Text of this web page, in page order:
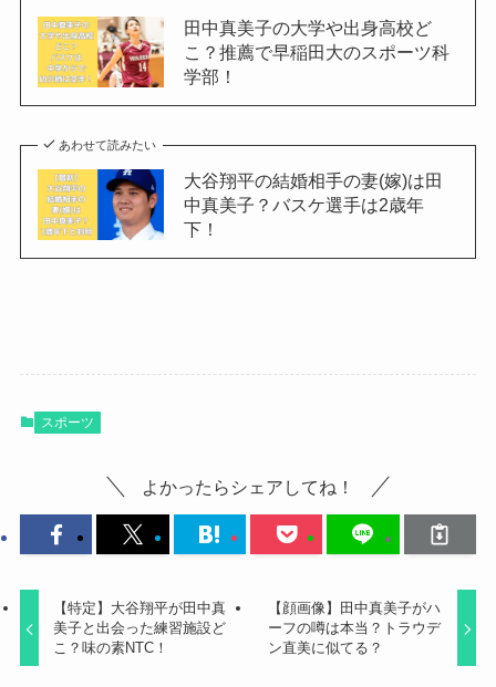
田中真美子の大学や出身高校ど
こ？推薦で早稲田大のスポーツ科
学部！
あわせて読みたい
大谷翔平の結婚相手の妻(嫁)は田
中真美子？バスケ選手は2歳年
下！
スポーツ
よかったらシェアしてね！
【特定】大谷翔平が田中真
美子と出会った練習施設ど
こ？味の素NTC！
【顔画像】田中真美子がハ
ーフの噂は本当？トラウデ
ン直美に似てる？